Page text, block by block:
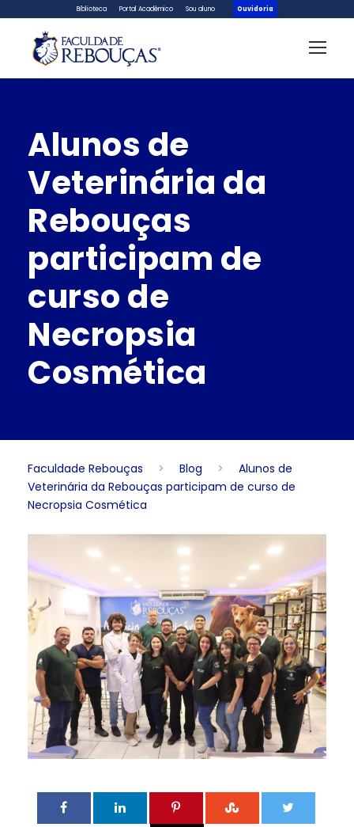
Biblioteca Portal Acadêmico Sou aluno Ouvidoria
Alunos de
Veterinária da
Rebouças
participam de
curso de
Necropsia
Cosmética
Faculdade Rebouças > Blog >
Alunos de
Veterinária da Rebouças participam de curso de
Necropsia Cosmética